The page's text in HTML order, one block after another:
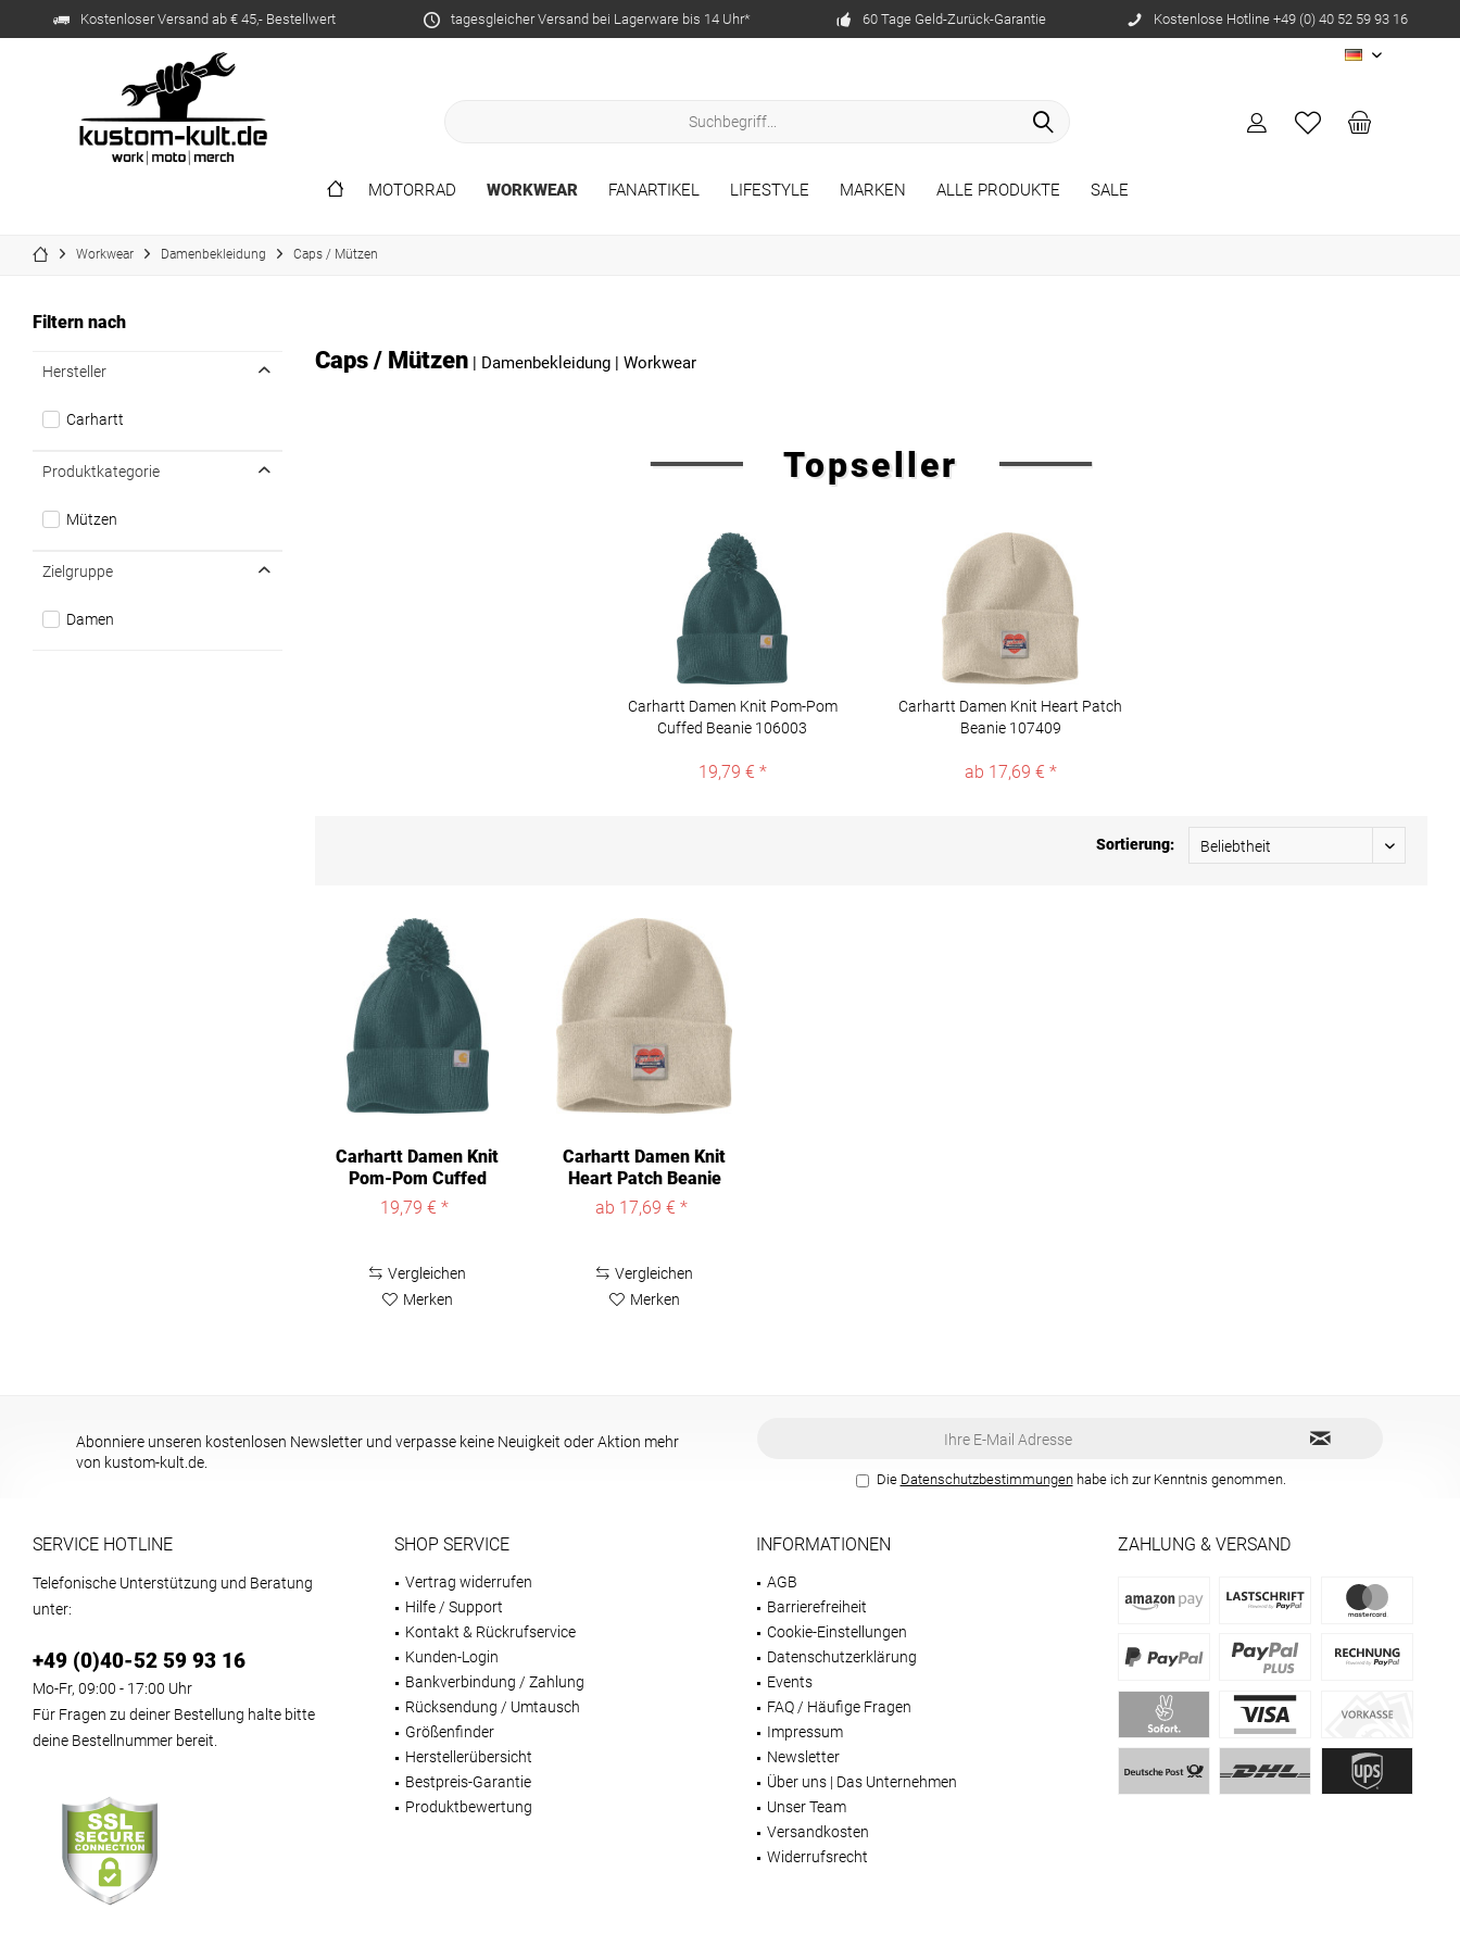
Kostenloser Versand ab € 45,- Bestellwert tagesgleicher Versand bei Lagerware bis 14 Uhr* 60 Tage Geld-Zurück-Garantie Kostenlose Hotline +49 (0) 40 52 59 93 16
DE
MOTORRAD WORKWEAR FANARTIKEL LIFESTYLE MARKEN ALLE PRODUKTE SALE
Workwear Damenbekleidung Caps / Mützen
Filtern nach
Hersteller
Carhartt
Produktkategorie
Mützen
Zielgruppe
Damen
Caps / Mützen | Damenbekleidung | Workwear
Topseller
Carhartt Damen Knit Pom-Pom
Cuffed Beanie 106003
19,79 € *
Carhartt Damen Knit Heart Patch
Beanie 107409
ab 17,69 € *
Sortierung:
Carhartt Damen Knit
Pom-Pom Cuffed
Beanie 106003
19,79 € *
Vergleichen
Merken
Carhartt Damen Knit
Heart Patch Beanie
107409
ab 17,69 € *
Vergleichen
Merken
Abonniere unseren kostenlosen Newsletter und verpasse keine Neuigkeit oder Aktion mehr
von kustom-kult.de.
Die Datenschutzbestimmungenhabe ich zur Kenntnis genommen.
SERVICE HOTLINE
Telefonische Unterstützung und Beratung
unter:
+49 (0)40-52 59 93 16
Mo-Fr, 09:00 - 17:00 Uhr
Für Fragen zu deiner Bestellung halte bitte
deine Bestellnummer bereit.
SHOP SERVICE
Vertrag widerrufen
Hilfe / Support
Kontakt & Rückrufservice
Kunden-Login
Bankverbindung / Zahlung
Rücksendung / Umtausch
Größenfinder
Herstellerübersicht
Bestpreis-Garantie
Produktbewertung
INFORMATIONEN
AGB
Barrierefreiheit
Cookie-Einstellungen
Datenschutzerklärung
Events
FAQ / Häufige Fragen
Impressum
Newsletter
Über uns | Das Unternehmen
Unser Team
Versandkosten
Widerrufsrecht
ZAHLUNG & VERSAND